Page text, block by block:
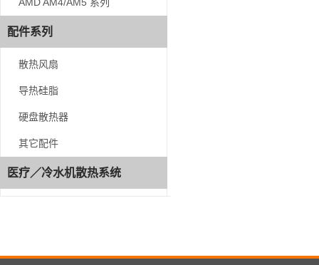
配件系列
散热风扇
导热硅脂
硬盘散热器
其它配件
医疗／冷水机散热系统
配件系列
散热风扇
导热硅脂
硬盘散热器
其它配件
医疗／冷水机散热系统